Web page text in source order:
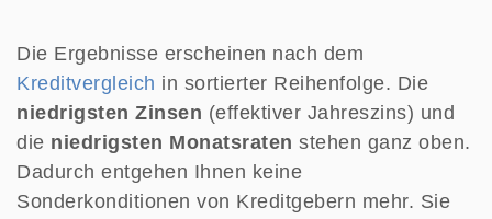
Die Ergebnisse erscheinen nach dem
Kreditvergleich in sortierter Reihenfolge. Die
niedrigsten Zinsen (effektiver Jahreszins) und
die niedrigsten Monatsraten stehen ganz oben.
Dadurch entgehen Ihnen keine
Sonderkonditionen von Kreditgebern mehr. Sie